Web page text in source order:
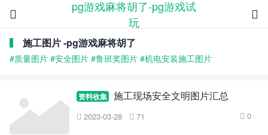
pg游戏麻将胡了-pg游戏试
玩


施工图片 -pg游戏麻将胡了
#质量图片 #安全图片 #鲁班奖图片 #机电安装施工图片
资料收集 施工现场安全文明图片汇总
 2023-03-28  71  0